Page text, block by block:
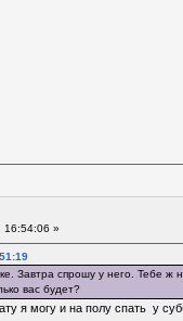
16:54:06 »
Завтра спрошу у него. Тебе ж
вас будет?
я могу и на полу спать у